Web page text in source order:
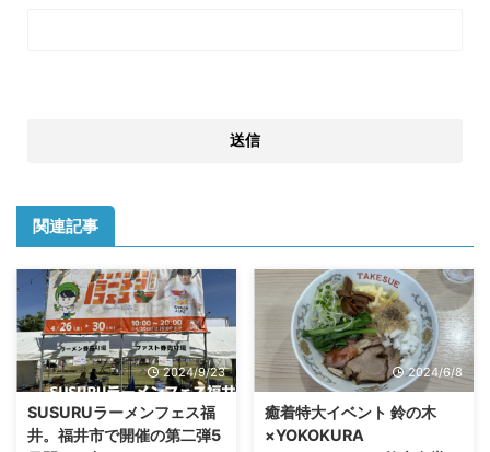
関連記事
2024/9/23
SUSURUラーメンフェス福
井。福井市で開催の第二弾5
2024/6/8
癒着特大イベント 鈴の木
×YOKOKURA